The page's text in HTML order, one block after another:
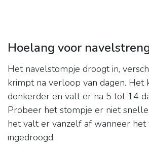
Hoelang voor
Het navelstompje droogt in,
krimpt na verloop van dagen. Het
donkerder en valt er na 5 tot 14
Probeer het stompje er niet
het valt er vanzelf af wanneer het
ingedroogd.